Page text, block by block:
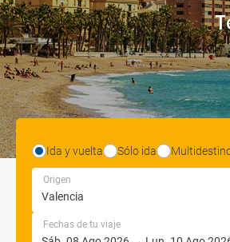
Ida y vuelta Sólo ida
Origen
Fechas de tu viaje